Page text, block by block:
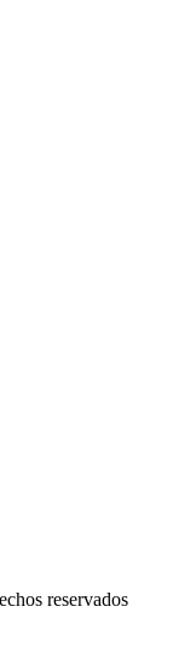
reservados